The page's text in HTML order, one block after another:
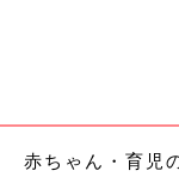
院に連れて行ってい
赤ちゃん・育児